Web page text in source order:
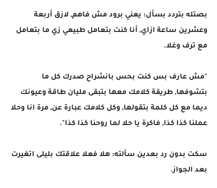
بصتله بتردد بسأل: يعني برود مش فاهم, لازق أربعة
وعشرين ساعة ازاي, أنا كنت بتعامل طبيعي زي ما بتعامل
مع ترف وغلا.
"مش عارف بس كنت بحس بانشراح صدرك كل ما
بتشوفها, طريقة كلامك معها بتبقى مليان طاقة وعيونك
ديما مع كل كلمة بتقولها, وكل كلامك عبارة عن, مرة انا وحلا
عملنا كذا كذا, فاكرة يا حلا لما روحنا كذا كذا".
سكت بدون رد بعدين سألته: هلا فعلا علاقتك بليلى اتغيرت
بعد الجواز.